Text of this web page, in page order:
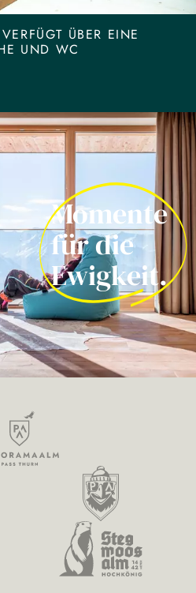
ÜBER EINE
UND WC
Momente
für die
Ewigkeit.